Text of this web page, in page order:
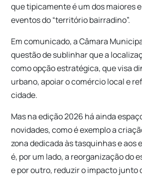
que tipicamente é um dos maiores
eventos do “território bairradino”.
Em comunicado, a Câmara
questão de sublinhar que a
como opção estratégica, que visa
urbano, apoiar o comércio local e
cidade.
Mas na edição 2026 há ainda
novidades, como é exemplo a
zona dedicada às tasquinhas e aos
é, por um lado, a reorganização do
e por outro, reduzir o impacto junto